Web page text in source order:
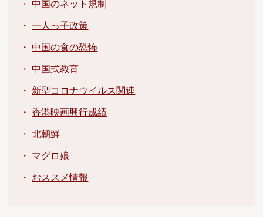
・中国のネット規制
・一人っ子政策
・中国の食の恐怖
・中国式教育
・ 新型コロナウイルス関連
・香港映画興行成績
・北朝鮮
・ マグロ娘
・ おススメ情報